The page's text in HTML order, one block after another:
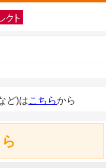
ど)はこちらから